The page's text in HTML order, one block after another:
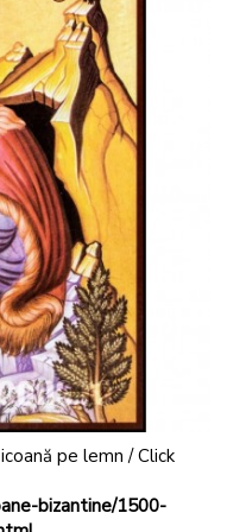
pe lemn / Click
bizantine/1500-